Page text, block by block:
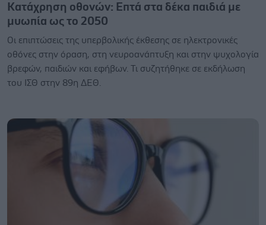
Κατάχρηση οθονών: Επτά στα δέκα παιδιά με
μυωπία ως το 2050
Οι επιπτώσεις της υπερβολικής έκθεσης σε ηλεκτρονικές
οθόνες στην όραση, στη νευροανάπτυξη και στην ψυχολογία
βρεφών, παιδιών και εφήβων. Τι συζητήθηκε σε εκδήλωση
του ΙΣΘ στην 89η ΔΕΘ.